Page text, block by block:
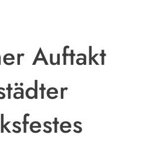
Auftakt